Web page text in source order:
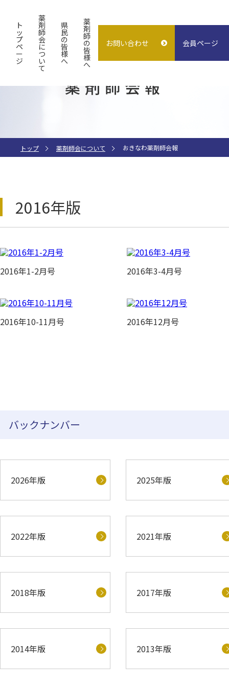
ト
ッ
プ
ペ
ー
ジ
薬
剤
師
会
に
つ
い
て
概要
試験検査センター
施設貸出
県
民
の
皆
様
へ
よくある質問
子どもの誤飲
薬
剤
師
の
皆
様
へ
入会案内
求人情報
（症状〜薬処方等）
お問い合わせ 会員ページ
薬剤師会報
トップ 薬剤師会について おきなわ薬剤師会報
2016年版
2016年1-2月号 2016年3-4月号
2016年10-11月号 2016年12月号
バックナンバー
2026年版 2025年版
2022年版 2021年版
2018年版 2017年版
2014年版 2013年版